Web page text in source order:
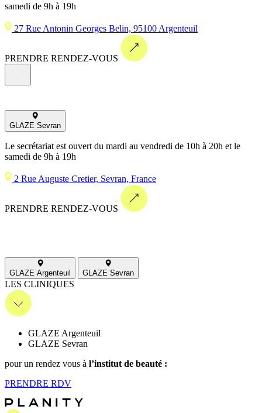
samedi de 9h à 19h
27 Rue Antonin Georges Belin, 95100 Argenteuil
PRENDRE RENDEZ-VOUS
GLAZE Sevran
Le secrétariat est ouvert du mardi au vendredi de 10h à 20h et le
samedi de 9h à 19h
2 Rue Auguste Cretier, Sevran, France
PRENDRE RENDEZ-VOUS
GLAZE Argenteuil GLAZE Sevran
LES CLINIQUES
GLAZE Argenteuil
GLAZE Sevran
pour un rendez vous à l’institut de beauté :
PRENDRE RDV